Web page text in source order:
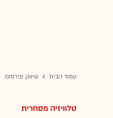
עמוד הבית שיווק ופרסום
טלוויזיה מסחרית